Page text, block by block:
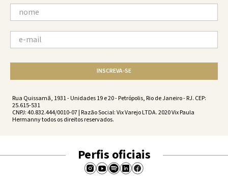
INSCREVA-SE
Rua Quissamã, 1931 - Unidades 19 e 20 - Petrópolis, Rio de Janeiro - RJ. CEP:
25.615-531
CNPJ: 40.832.444/0010-07 | Razão Social: Vix Varejo LTDA. 2020 Vix Paula
Hermanny todos os direitos reservados.
Perfis oficiais